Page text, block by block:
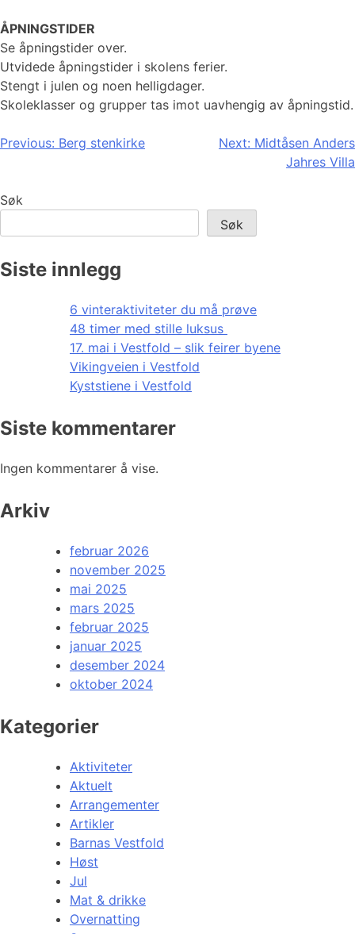
ÅPNINGSTIDER
Se åpningstider over.
Utvidede åpningstider i skolens ferier.
Stengt i julen og noen helligdager.
Skoleklasser og grupper tas imot uavhengig av åpningstid.
Innleggsnavigasjon
Previous: Berg stenkirke Next: Midtåsen Anders
Jahres Villa
Søk
Søk
Siste innlegg
6 vinteraktiviteter du må prøve
48 timer med stille luksus
17. mai i Vestfold – slik feirer byene
Vikingveien i Vestfold
Kyststiene i Vestfold
Siste kommentarer
Ingen kommentarer å vise.
Arkiv
februar 2026
november 2025
mai 2025
mars 2025
februar 2025
januar 2025
desember 2024
oktober 2024
Kategorier
Aktiviteter
Aktuelt
Arrangementer
Artikler
Barnas Vestfold
Høst
Jul
Mat & drikke
Overnatting